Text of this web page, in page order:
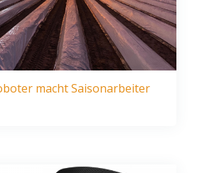
macht Saisonarbeiter